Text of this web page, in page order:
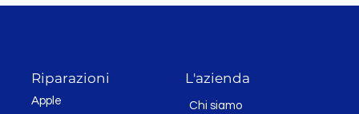
Riparazioni
Apple
L'azienda
Chi siamo